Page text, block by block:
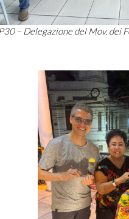
– Delegazione del Mov. dei